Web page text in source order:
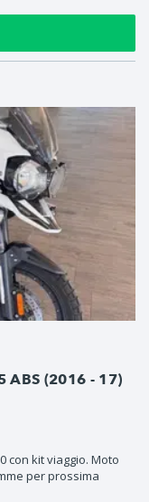
ABS (2016 - 17)
con kit viaggio. Moto
per prossima